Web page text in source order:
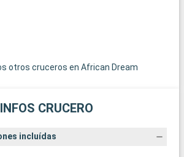
otros cruceros en African Dream
INFOS CRUCERO
incluídas